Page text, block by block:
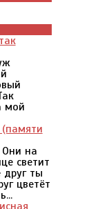
мой
(памяти
Они на
светит
ты
цветёт